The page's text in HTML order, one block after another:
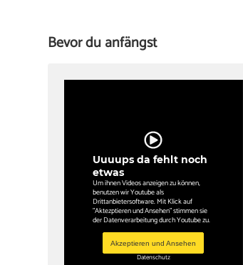
Bevor du anfängst
Uuuups da fehlt noch
etwas
Um ihnen Videos anzeigen zu können,
benutzen wir Youtube als
Drittanbietersoftware. Mit Klick auf
"Aktezptieren und Ansehen" stimmen sie
der Datenverarbeitung durch Youtube zu.
Akzeptieren und Ansehen
Datenschutz